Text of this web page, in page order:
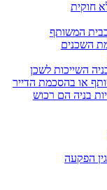
חוקית
בבית המשותף
השכנים
השייכות לשכן
או בהסכמת הדייר
בניה הם רכוש
הפקעה